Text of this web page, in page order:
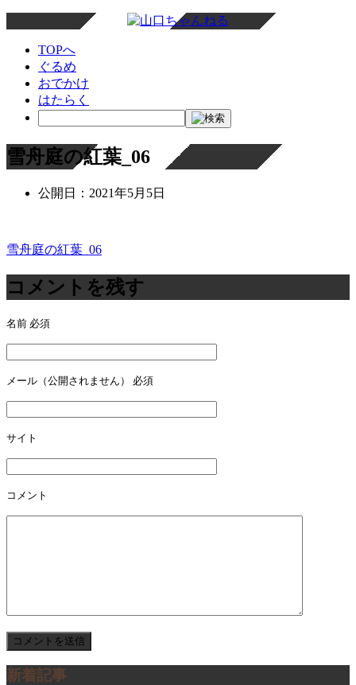
TOPへ
ぐるめ
おでかけ
はたらく
雪舟庭の紅葉_06
公開日： 2021年5月5日
投
稿
ナ
ビ
ゲ
ー
シ
ョ
ン
雪舟庭の紅葉_06
コメントを残す
名前 必須
メール（公開されません） 必須
サイト
コメント
新着記事